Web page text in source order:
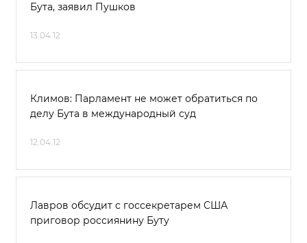
Бута, заявил Пушков
13.04.12
Климов: Парламент не может обратиться по
делу Бута в международный суд
12.04.12
Лавров обсудит с госсекретарем США
приговор россиянину Буту